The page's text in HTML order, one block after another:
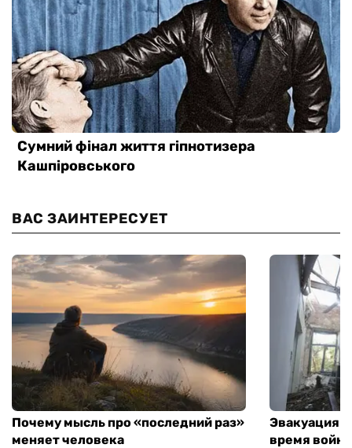
ВАС ЗАИНТЕРЕСУЕТ
Почему мысль про «последний раз»
меняет человека
Эвакуация
время